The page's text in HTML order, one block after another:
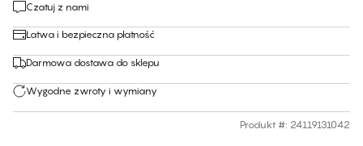
Czatuj z nami
Łatwa i bezpieczna płatność
Darmowa dostawa do sklepu
Wygodne zwroty i wymiany
Produkt #: 24119131042